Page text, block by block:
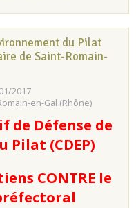
du Pilat
de Saint-Romain-
2017
en-Gal (Rhône)
de Défense de
Pilat (CDEP)
CONTRE le